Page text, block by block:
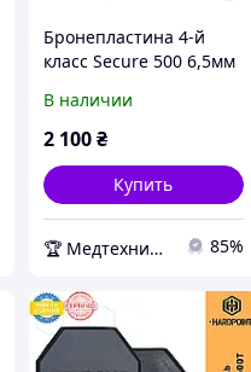
Бронепластина 4-й
класс Secure 500 6,5мм
войлок + Демпфер (с
покрытием)
В наличии
2 100₴
Купить
🏆 Медтехника — 20 лет надежности 85%